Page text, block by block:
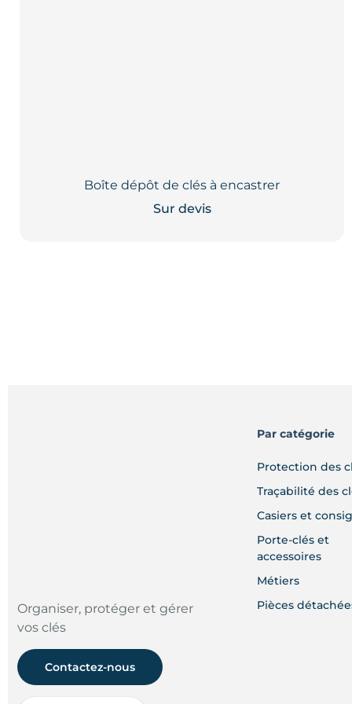
Boîte dépôt de clés à encastrer
Sur devis
Organiser, protéger et gérer
vos clés
Contactez-nous
Par catégorie
Protection des
Traçabilité des
Casiers et
Porte-clés et
accessoires
Métiers
Pièces